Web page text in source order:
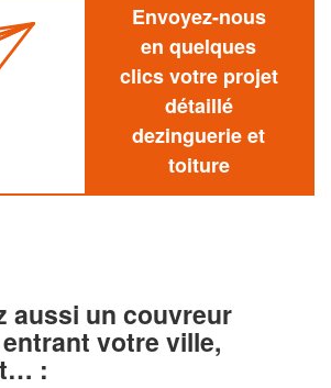
Envoyez-nous
en quelques
clics votre projet
détaillé
dezinguerie et
toiture
aussi un couvreur
votre ville,
: